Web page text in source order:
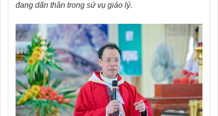
đang dấn thân trong sứ vụ giáo lý.